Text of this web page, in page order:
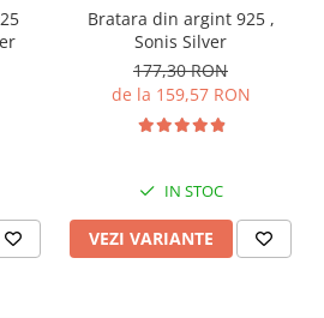
Bratara din argint 925 ,
Sonis Silver
177,30 RON
de la 159,57 RON
IN STOC
VEZI VARIANTE